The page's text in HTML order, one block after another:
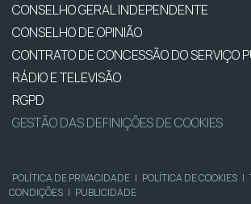
CONSELHO GERAL INDEPENDENTE
CONSELHO DE OPINIÃO
CONTRATO DE CONCESSÃO DO SERVIÇO
RÁDIO E TELEVISÃO
RGPD
GESTÃO DAS DEFINIÇÕES DE COOKIES
POLÍTICA DE PRIVACIDADE | POLÍTICA DE COOKIES |
CONDIÇÕES | PUBLICIDADE